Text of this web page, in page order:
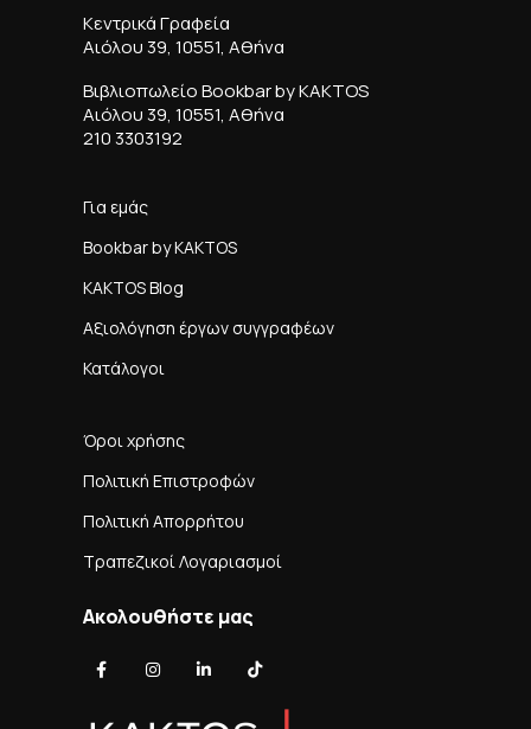
Κεντρικά Γραφεία
Αιόλου 39, 10551, Αθήνα
Βιβλιοπωλείο Bookbar by KAKTOS
Αιόλου 39, 10551, Αθήνα
210 3303192
Για εμάς
Bookbar by KAKTOS
KAKTOS Blog
Αξιολόγηση έργων συγγραφέων
Κατάλογοι
Όροι χρήσης
Πολιτική Επιστροφών
Πολιτική Απορρήτου
Τραπεζικοί Λογαριασμοί
Ακολουθήστε μας